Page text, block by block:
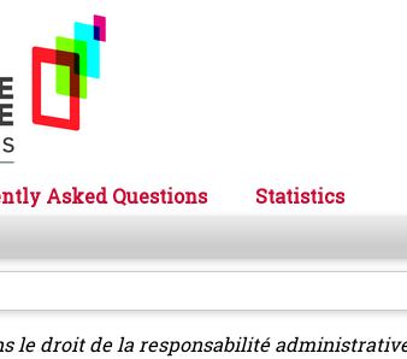
Asked Questions
Statistics
le droit de la responsabilité